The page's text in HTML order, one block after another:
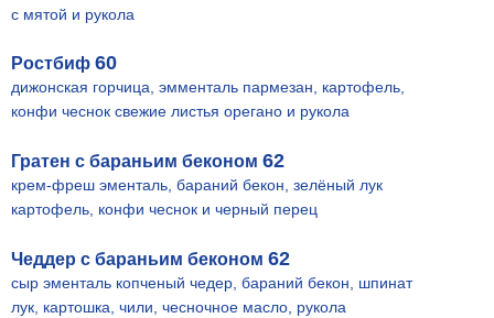
с мятой и рукола
Ростбиф
дижонская горчица, эмменталь пармезан, картофель,
конфи чеснок свежие листья орегано и рукола
Гратен с бараньим беконом
крем-фреш эменталь, бараний бекон, зелёный лук
картофель, конфи чеснок и черный перец
Чеддер с бараньим беконом
сыр эменталь копченый чедер, бараний бекон, шпинат
лук, картошка, чили, чесночное масло, рукола